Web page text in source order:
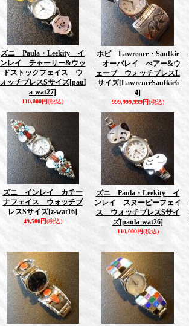
ズニ Paula・Leekity イ
ンレイ チャーリー&ウッ
ドストックフェイス ウ
ォッチブレスSサイズ[paul
a-wat27]
110,000円(税込)
ホピ Lawrence・Saufkie
オーバレイ べアー&ウ
ェーブ ウォッチブレスL
サイズ[LawrenceSaufkie6
4]
999,999,999円(税込)
ズニ インレイ カチー
ナフェイス ウォッチブ
レスSサイズ[z-wat16]
49,500円(税込)
ズニ Paula・Leekity イ
ンレイ スヌーピーフェイ
ス ウォッチブレスSサイ
ズ[paula-wat26]
110,000円(税込)